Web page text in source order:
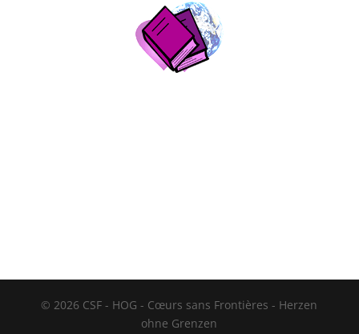
© 2026 CSF - HOG - Cœurs sans Frontières - Herzen
ohne Grenzen